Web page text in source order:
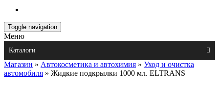
Toggle navigation
Меню
Каталоги
Магазин » Автокосметика и автохимия » Уход и очистка
автомобиля » Жидкие подкрылки 1000 мл. ELTRANS